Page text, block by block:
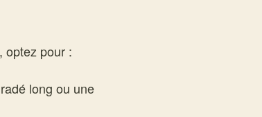
optez pour :
long ou une